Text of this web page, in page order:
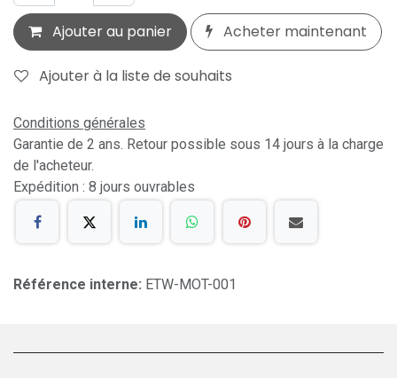
Ajouter au panier Acheter maintenant
Ajouter à la liste de souhaits
Conditions générales
Garantie de 2 ans. Retour possible sous 14 jours à la charge
de l'acheteur.
Expédition : 8 jours ouvrables
Référence interne: ETW-MOT-001